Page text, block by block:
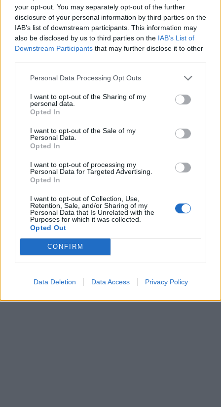
your opt-out. You may separately opt-out of the further
disclosure of your personal information by third parties on the
IAB’s list of downstream participants. This information may
also be disclosed by us to third parties on the IAB’s List of
Downstream Participants that may further disclose it to other
Personal Data Processing Opt Outs
I want to opt-out of the Sharing of my
personal data.
Opted In
I want to opt-out of the Sale of my
Personal Data.
Opted In
I want to opt-out of processing my
Personal Data for Targeted Advertising.
Opted In
I want to opt-out of Collection, Use,
Retention, Sale, and/or Sharing of my
Personal Data that Is Unrelated with the
Purposes for which it was collected.
Opted Out
CONFIRM
Data Deletion Data Access Privacy Policy